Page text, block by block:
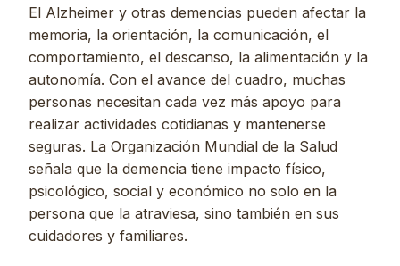
El Alzheimer y otras demencias pueden afectar la
memoria, la orientación, la comunicación, el
comportamiento, el descanso, la alimentación y la
autonomía. Con el avance del cuadro, muchas
personas necesitan cada vez más apoyo para
realizar actividades cotidianas y mantenerse
seguras. La Organización Mundial de la Salud
señala que la demencia tiene impacto físico,
psicológico, social y económico no solo en la
persona que la atraviesa, sino también en sus
cuidadores y familiares.